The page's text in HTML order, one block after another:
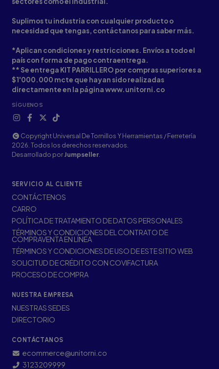
Suplimos tu industria con cualquier producto o
necesidad que tengas, contáctanos para saber más.
*Aplican condiciones y restricciones. Envíos a todo el
país con forma de pago contraentrega.
** Se entrega KIT PARRILLERO por compras superiores a
$1'000.000 mcte que hayan sido realizadas
directamente en la página www.unitorni.co
SÍGUENOS
Copyright Universal De Tornillos Y Herramientas / Ferretería
2026. Todos los derechos reservados.
Desarrollado porJumpseller
SERVICIO AL CLIENTE
CONTÁCTENOS
CARRO
POLÍTICA DE TRATAMIENTO DE DATOS PERSONALES
TÉRMINOS Y CONDICIONES DEL CONTRATO DE
COMPRAVENTA EN LÍNEA
TÉRMINOS Y CONDICIONES DE USO DE ESTE SITIO WEB
SOLICITUD DE CRÉDITO CON COVIFACTURA
PROCESO DE COMPRA
NUESTRA EMPRESA
NUESTRAS SEDES
DIRECTORIO
CONTÁCTANOS
ecommerce@unitorni.co
3123209999